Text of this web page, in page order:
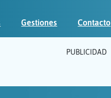
Gestiones Contacto
PUBLICIDAD